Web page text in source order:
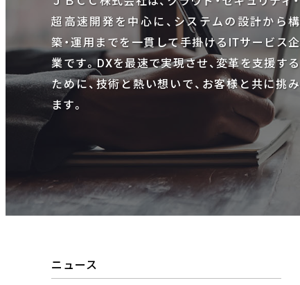
超高速開発を中心に、システムの設計から構
築・運用までを一貫して手掛けるITサービス企
業です。DXを最速で実現させ、変革を支援する
ために、技術と熱い想いで、お客様と共に挑み
ます。
ニュース